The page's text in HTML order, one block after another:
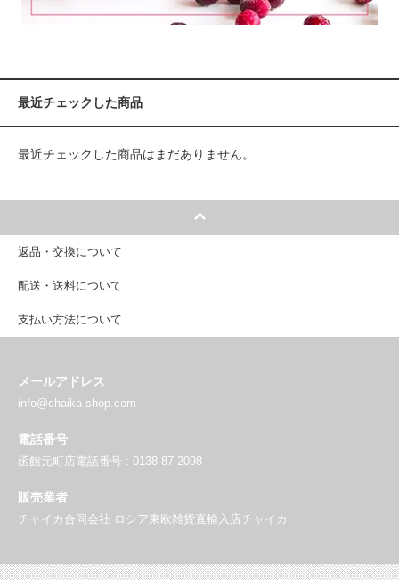
最近チェックした商品
最近チェックした商品はまだありません。
返品・交換について
配送・送料について
支払い方法について
メールアドレス
info@chaika-shop.com
電話番号
函館元町店電話番号 : 0138-87-2098
販売業者
チャイカ合同会社 ロシア東欧雑貨直輸入店チャイカ